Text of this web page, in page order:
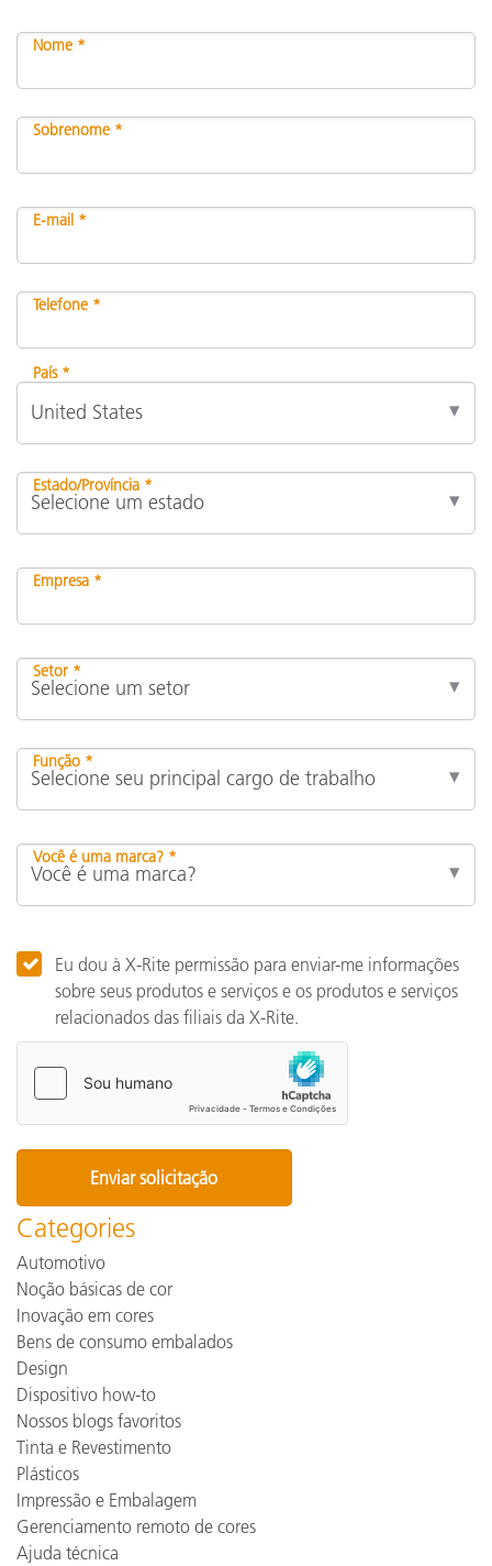
Nome *
Sobrenome *
E-mail *
Telefone *
País *
Estado/Província *
Empresa *
Setor *
Função *
Você é uma marca? *
Eu dou à X-Rite permissão para enviar-me informações
sobre seus produtos e serviços e os produtos e serviços
relacionados das filiais da X-Rite.
Categories
Automotivo
Noção básicas de cor
Inovação em cores
Bens de consumo embalados
Design
Dispositivo how-to
Nossos blogs favoritos
Tinta e Revestimento
Plásticos
Impressão e Embalagem
Gerenciamento remoto de cores
Ajuda técnica